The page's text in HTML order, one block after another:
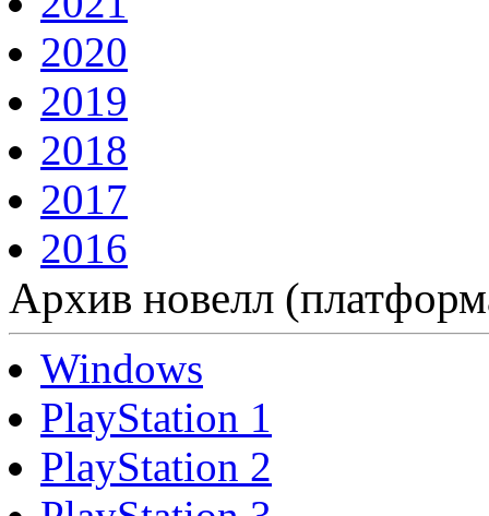
2020
2019
2018
2017
2016
Архив новелл
Windows
PlayStation 1
PlayStation 2